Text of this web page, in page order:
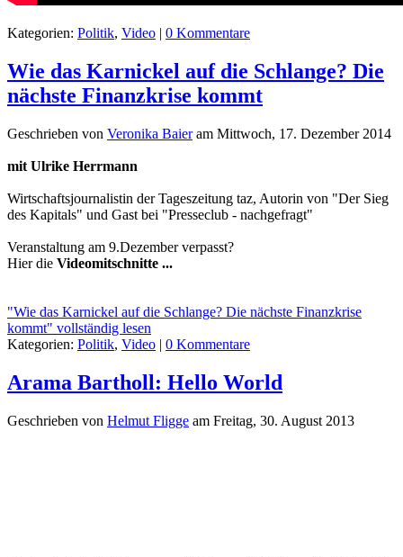
Kategorien: Politik, Video | 0 Kommentare
Wie das Karnickel auf die Schlange? Die
nächste Finanzkrise kommt
Geschrieben von Veronika Baieram Mittwoch, 17. Dezember 2014
mit Ulrike Herrmann
Wirtschaftsjournalistin der Tageszeitung taz, Autorin von "Der Sieg
des Kapitals" und Gast bei "Presseclub - nachgefragt"
Veranstaltung am 9.Dezember verpasst?
Hier die Videomitschnitte ...
"Wie das Karnickel auf die Schlange? Die nächste Finanzkrise
kommt" vollständig lesen
Kategorien: Politik, Video | 0 Kommentare
Arama Bartholl: Hello World
Geschrieben von Helmut Fligge am Freitag, 30. August 2013